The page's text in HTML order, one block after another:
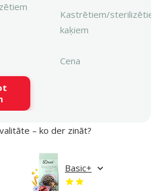
Kastrētiem/
kaķiem
Cena
– ko der zināt?
Basic+